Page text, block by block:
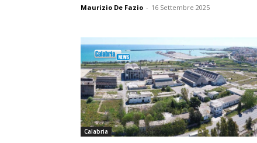
Maurizio De Fazio - 16 Settembre 2025
Calabria